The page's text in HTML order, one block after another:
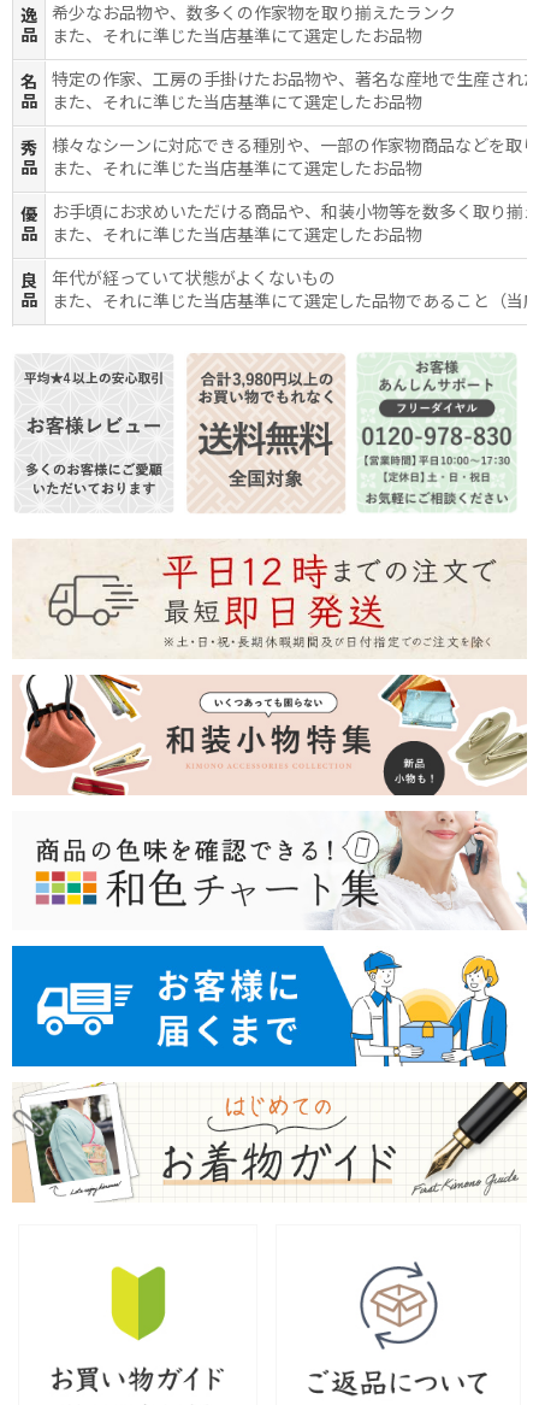
逸
品
希少なお品物や、数多くの作家物を取り揃えたランク
また、それに準じた当店基準にて選定したお品物
名
品
特定の作家、工房の手掛けたお品物や、著名な産地で生産され
また、それに準じた当店基準にて選定したお品物
秀
品
様々なシーンに対応できる種別や、一部の作家物商品などを取
また、それに準じた当店基準にて選定したお品物
優
品
お手頃にお求めいただける商品や、和装小物等を数多く取り揃
また、それに準じた当店基準にて選定したお品物
良
品
年代が経っていて状態がよくないもの
また、それに準じた当店基準にて選定した品物であること（当